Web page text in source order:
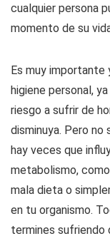
cualquier persona
momento de su
Es muy importante
higiene personal,
riesgo a sufrir de
disminuya. Pero no
hay veces que
metabolismo,
mala dieta o
en tu organismo.
termines sufriendo